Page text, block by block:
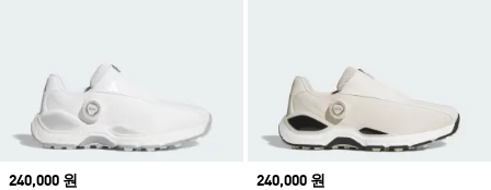
Price
240,000 원
Price
240,000 원